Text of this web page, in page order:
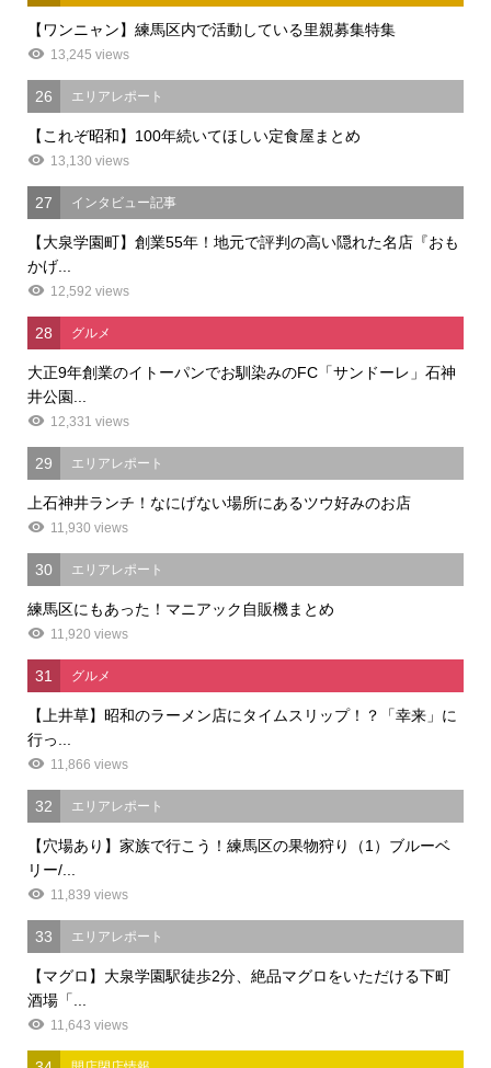
【ワンニャン】練馬区内で活動している里親募集特集
13,245 views
26 エリアレポート
【これぞ昭和】100年続いてほしい定食屋まとめ
13,130 views
27 インタビュー記事
【大泉学園町】創業55年！地元で評判の高い隠れた名店『おも
かげ...
12,592 views
28 グルメ
大正9年創業のイトーパンでお馴染みのFC「サンドーレ」石神
井公園...
12,331 views
29 エリアレポート
上石神井ランチ！なにげない場所にあるツウ好みのお店
11,930 views
30 エリアレポート
練馬区にもあった！マニアック自販機まとめ
11,920 views
31 グルメ
【上井草】昭和のラーメン店にタイムスリップ！？「幸来」に
行っ...
11,866 views
32 エリアレポート
【穴場あり】家族で行こう！練馬区の果物狩り（1）ブルーベ
リー/...
11,839 views
33 エリアレポート
【マグロ】大泉学園駅徒歩2分、絶品マグロをいただける下町
酒場「...
11,643 views